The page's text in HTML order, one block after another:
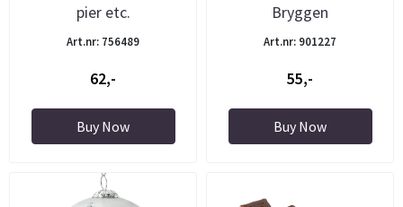
pier etc.
Art.nr: 756489
62,-
Buy Now
Bryggen
Art.nr: 901227
55,-
Buy Now